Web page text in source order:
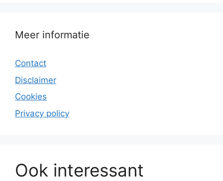
Meer informatie
Contact
Disclaimer
Cookies
Privacy policy
Ook interessant